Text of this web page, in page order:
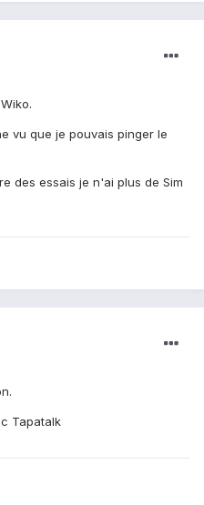
vu que je pouvais pinger le
des essais je n'ai plus de Sim
Tapatalk